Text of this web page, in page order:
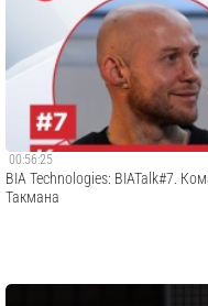
00:56:25
BIA Technologies: BIATalk#7.
Такмана